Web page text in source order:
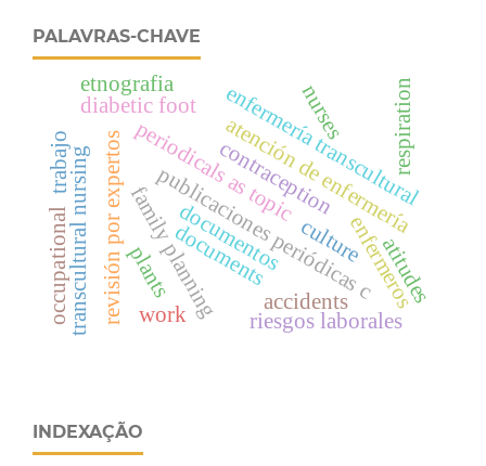
PALAVRAS-CHAVE
documentos
periodicals as topic
revisión por expertos publicaciones periódicas c
transcultural nursing enfermería transcultural
atención de enfermería
family planning
contraception
documents
nurses
enfermeros
accidents
occupational riesgos laborales
diabetic foot respiration
etnografia
atitudes
culture
plants
work
trabajo
INDEXAÇÃO